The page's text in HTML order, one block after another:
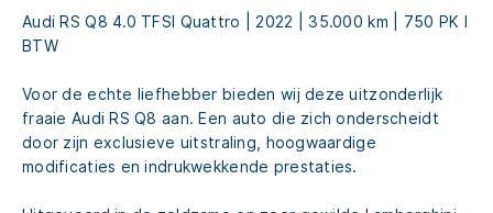
Audi RS Q8 4.0 TFSI Quattro | 2022 | 35.000 km | 750 PK l
BTW
Voor de echte liefhebber bieden wij deze uitzonderlijk
fraaie Audi RS Q8 aan. Een auto die zich onderscheidt
door zijn exclusieve uitstraling, hoogwaardige
modificaties en indrukwekkende prestaties.